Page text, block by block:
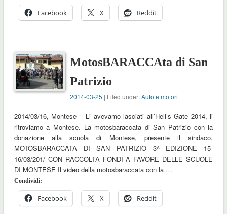
Facebook X Reddit
MotosBARACCAta di San
Patrizio
2014-03-25 | Filed under:Auto e motori
2014/03/16, Montese – Li avevamo lasciati all’Hell’s Gate 2014, li
ritroviamo a Montese. La motosbaraccata di San Patrizio con la
donazione alla scuola di Montese, presente il sindaco.
MOTOSBARACCATA DI SAN PATRIZIO 3^ EDIZIONE 15-
16/03/201/ CON RACCOLTA FONDI A FAVORE DELLE SCUOLE
DI MONTESE Il video della motosbaraccata con la …
Condividi:
Facebook X Reddit